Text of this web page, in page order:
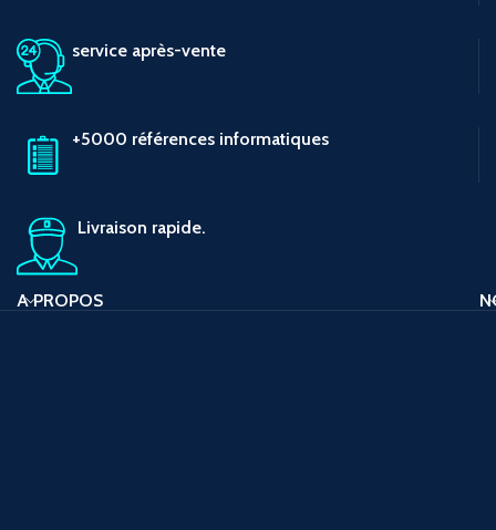
service après-vente
+5000 références informatiques
Livraison rapide.
A PROPOS